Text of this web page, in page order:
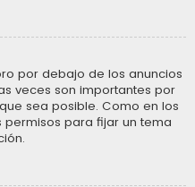
por debajo de los anuncios
veces son importantes por
sea posible. Como en los
permisos para fijar un tema